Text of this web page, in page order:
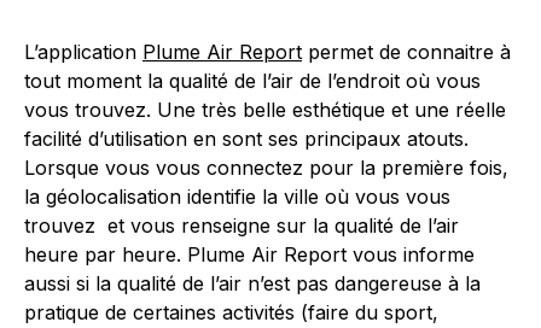
L’application Plume Air Report permet de connaitre à
tout moment la qualité de l’air de l’endroit où vous
vous trouvez. Une très belle esthétique et une réelle
facilité d’utilisation en sont ses principaux atouts.
Lorsque vous vous connectez pour la première fois,
la géolocalisation identifie la ville où vous vous
trouvez et vous renseigne sur la qualité de l’air
heure par heure. Plume Air Report vous informe
aussi si la qualité de l’air n’est pas dangereuse à la
pratique de certaines activités (faire du sport,